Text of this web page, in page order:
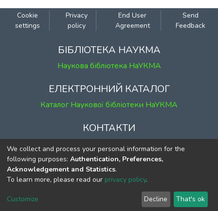
Cookie
settings
Privacy
policy
End User
Agreement
Send
Feedback
БІБЛІОТЕКА НАУКМА
Наукова бібліотека НаУКМА
ЕЛЕКТРОННИЙ КАТАЛОГ
Каталог Наукової бібліотеки НаУКМА
КОНТАКТИ
м. Київ, вул. Григорія Сковороди, 2
к. 1, к. 120
тел. (044) 463-69-31
ekmair@ukma.edu.ua
We collect and process your personal information for the
following purposes: Authentication, Preferences,
Acknowledgement and Statistics.
To learn more, please read our privacy policy.
Customize Decline That's ok